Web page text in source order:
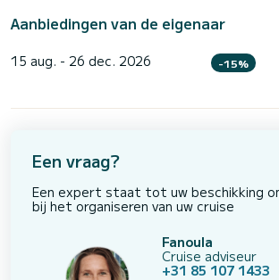
Aanbiedingen van de eigenaar
15 aug. - 26 dec. 2026 -15%
Een vraag?
Een expert staat tot uw beschikking
bij het organiseren van uw cruise
Fanoula
Cruise adviseur
+31 85 107 1433